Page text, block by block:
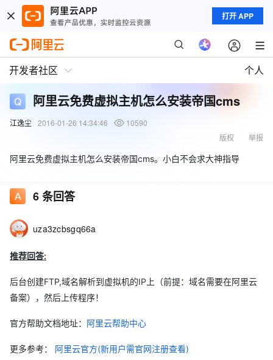
打开 APP
开发者社区 个人
阿里云免费虚拟主机怎么安装帝国cms
江逸尘 2016-01-26 14:34:46
10590
举报
版权
阿里云免费虚拟主机怎么安装帝国cms。小白不会求大神指导
6条回答
uza3zcbsgq66a
推荐回答:
后台创建FTP,域名解析到虚拟机的IP上（前提：域名需要在阿里云
备案），然后上传程序！
官方帮助文档地址： 阿里云帮助中心
更多参考： 阿里云官方(新用户需官网注册查看)